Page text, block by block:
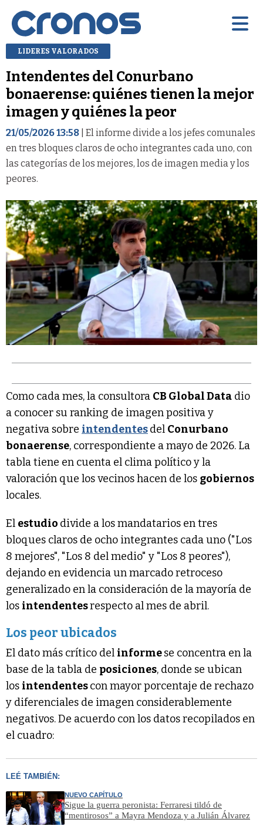
LIDERES VALORADOS
Intendentes del Conurbano
bonaerense: quiénes tienen la mejor
imagen y quiénes la peor
21/05/2026 13:58 | El informe divide a los jefes comunales
en tres bloques claros de ocho integrantes cada uno, con
las categorías de los mejores, los de imagen media y los
peores.
Como cada mes, la consultora CB Global Data dio
a conocer su ranking de imagen positiva y
negativa sobre intendentesdel Conurbano
bonaerense, correspondiente a mayo de 2026. La
tabla tiene en cuenta el clima político y la
valoración que los vecinos hacen de los gobiernos
locales.
El estudio divide a los mandatarios en tres
bloques claros de ocho integrantes cada uno ("Los
8 mejores", "Los 8 del medio" y "Los 8 peores"),
dejando en evidencia un marcado retroceso
generalizado en la consideración de la mayoría de
los intendentesrespecto al mes de abril.
Los peor ubicados
El dato más crítico del informese concentra en la
base de la tabla de posiciones, donde se ubican
los intendentescon mayor porcentaje de rechazo
y diferenciales de imagen considerablemente
negativos. De acuerdo con los datos recopilados en
el cuadro:
LEÉ TAMBIÉN:
NUEVO CAPÍTULO
Sigue la guerra peronista: Ferraresi tildó de
“mentirosos” a Mayra Mendoza y a Julián Álvarez